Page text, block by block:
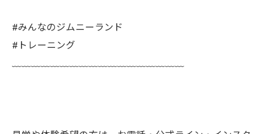
#みんなのジムニーランド
#トレーニング
﹏﹏﹏﹏﹏﹏﹏﹏﹏﹏﹏﹏﹏﹏﹏﹏﹏﹏